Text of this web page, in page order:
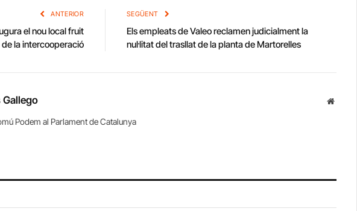
ANTERIOR
el nou local fruit
de la intercooperació
SEGÜENT
Els empleats de Valeo reclamen judicialment la
nul·litat del trasllat de la planta de Martorelles
Gallego Website
Podem al Parlament de Catalunya